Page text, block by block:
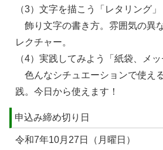
（3）文字を描こう「レタリング」
飾り文字の書き方。雰囲気の異
レクチャー。
（4）実践してみよう「紙袋、メッ
色んなシチュエーションで使え
践。今日から使えます！
申込み締め切り日
令和7年10月27日（月曜日）